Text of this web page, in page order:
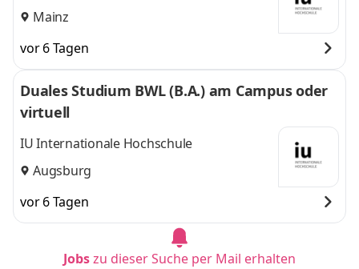
Mainz
vor 6 Tagen
Duales Studium BWL (B.A.) am Campus oder
virtuell
IU Internationale Hochschule
Augsburg
vor 6 Tagen
Jobszu dieser Suche per Mail erhalten